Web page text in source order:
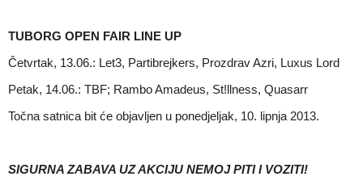
TUBORG OPEN FAIR LINE UP
Četvrtak, 13.06.: Let3, Partibrejkers, Prozdrav Azri, Luxus Lord
Petak, 14.06.: TBF; Rambo Amadeus, St!llness, Quasarr
Točna satnica bit će objavljen u ponedjeljak, 10. lipnja 2013.
SIGURNA ZABAVA UZ AKCIJU NEMOJ PITI I VOZITI!